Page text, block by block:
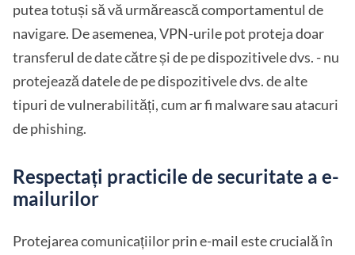
putea totuși să vă urmărească comportamentul de
navigare. De asemenea, VPN-urile pot proteja doar
transferul de date către și de pe dispozitivele dvs. - nu
protejează datele de pe dispozitivele dvs. de alte
tipuri de vulnerabilități, cum ar fi malware sau atacuri
de phishing.
Respectați practicile de securitate a e-
mailurilor
Protejarea comunicațiilor prin e-mail este crucială în